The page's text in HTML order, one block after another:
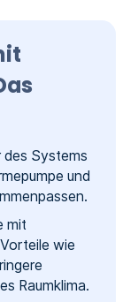
des Systems
und
mit
wie
Raumklima.